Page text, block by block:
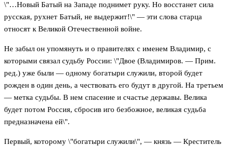
\"…Новый Батый на Западе поднимет руку. Но восстанет сила
русская, рухнет Батый, не выдержит!\" — эти слова старца
относят к Великой Отечественной войне.
Не забыл он упомянуть и о правителях с именем Владимир, с
которыми связал судьбу России: \"Двое (Владимиров. — Прим.
ред.) уже были — одному богатыри служили, второй будет
рожден в один день, а чествовать его будут в другой. На третьем
— метка судьбы. В нем спасение и счастье державы. Велика
будет потом Россия, сбросив иго безбожное, великая судьба
предназначена ей\".
Первый, которому \"богатыри служили\", — князь — Креститель